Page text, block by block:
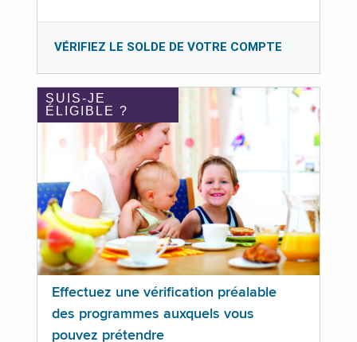
VÉRIFIEZ LE SOLDE DE VOTRE COMPTE
SUIS-JE
ÉLIGIBLE ?
Effectuez une vérification préalable
des programmes auxquels vous
pouvez prétendre